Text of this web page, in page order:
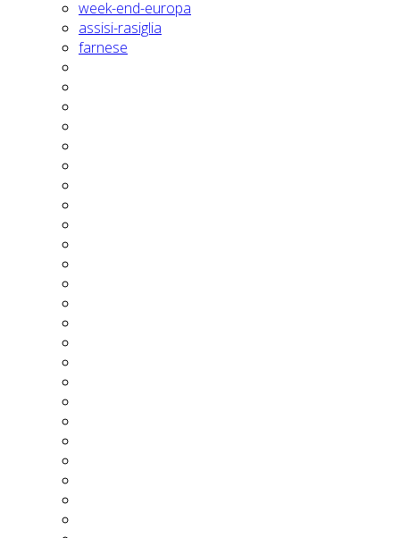
week-end-europa
assisi-rasiglia
farnese